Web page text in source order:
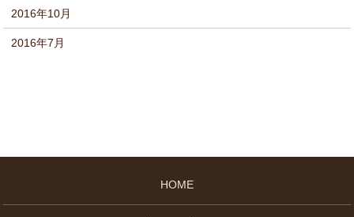
2016年10月
2016年7月
HOME